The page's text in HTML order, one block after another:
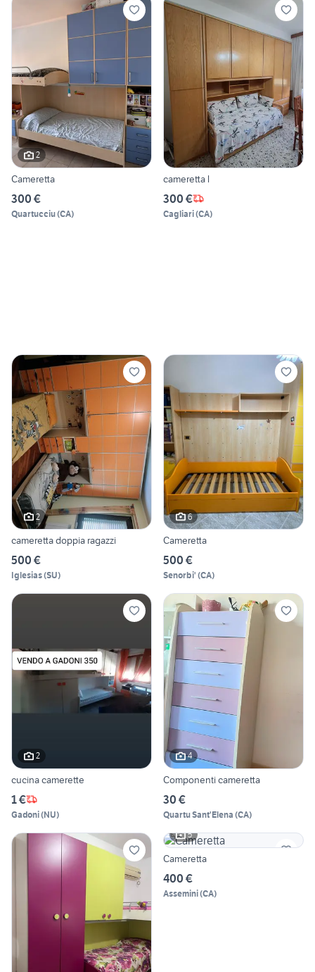
2
Cameretta
300 €
Quartucciu(CA)
cameretta l
300 €
Cagliari(CA)
2
cameretta doppia ragazzi
500 €
Iglesias(SU)
6
Cameretta
500 €
Senorbi' (CA)
2
cucina camerette
1 €
Gadoni(NU)
4
Componenti cameretta
30 €
Quartu Sant'Elena (CA)
5
Cameretta
400 €
Assemini(CA)